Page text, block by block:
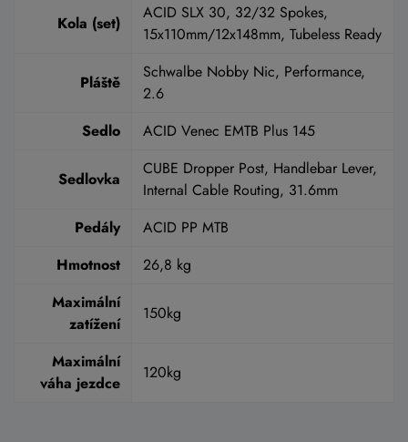
Kola (set)
ACID SLX 30, 32/32 Spokes,
15x110mm/12x148mm, Tubeless Ready
Pláště
Schwalbe Nobby Nic, Performance,
2.6
Sedlo
ACID Venec EMTB Plus 145
Sedlovka
CUBE Dropper Post, Handlebar Lever,
Internal Cable Routing, 31.6mm
Pedály
ACID PP MTB
Hmotnost
26,8 kg
Maximální
zatížení
150kg
Maximální
váha jezdce
120kg